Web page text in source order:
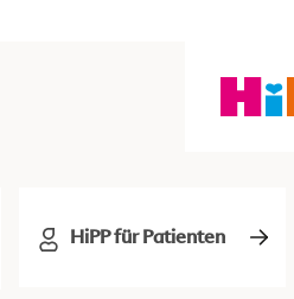
HiPP für Patienten